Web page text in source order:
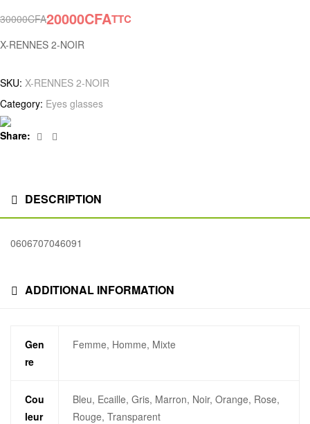
30000CFA20000CFATTC
X-RENNES 2-NOIR
SKU: X-RENNES 2-NOIR
Category: Eyes glasses
Share: Facebook
DESCRIPTION
0606707046091
ADDITIONAL INFORMATION
Gen
re
Femme, Homme, Mixte
Cou
leur
Bleu, Ecaille, Gris, Marron, Noir, Orange, Rose,
Rouge, Transparent